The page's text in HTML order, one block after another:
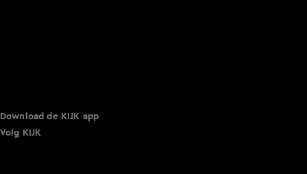
Download de KIJK app
Volg KIJK